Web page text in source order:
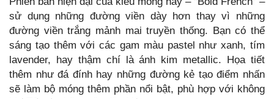
sử dụng những đường viền dày hơn thay vì những
đường viền trắng mảnh mai truyền thống. Bạn có thể
sáng tạo thêm với các gam màu pastel như xanh, tím
lavender, hay thậm chí là ánh kim metallic. Họa tiết
thêm như đá đính hay những đường kẻ tạo điểm nhấn
sẽ làm bộ móng thêm phần nổi bật, phù hợp với không